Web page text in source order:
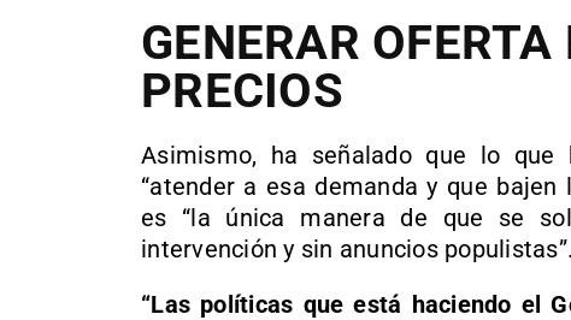
GENERAR
PRECIOS
Asimismo, ha señalado que lo
“atender a esa demanda y que
es “la única manera de que se
intervención y sin anuncios populistas”.
“Las políticas que está haciendo el